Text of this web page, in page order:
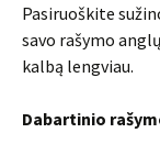
Pasiruoškite
savo rašymo
kalbą lengviau.
Dabartinio